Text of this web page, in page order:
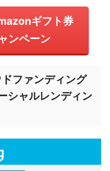
ギフト券
ンペーン
ドファンディング
シャルレンディン